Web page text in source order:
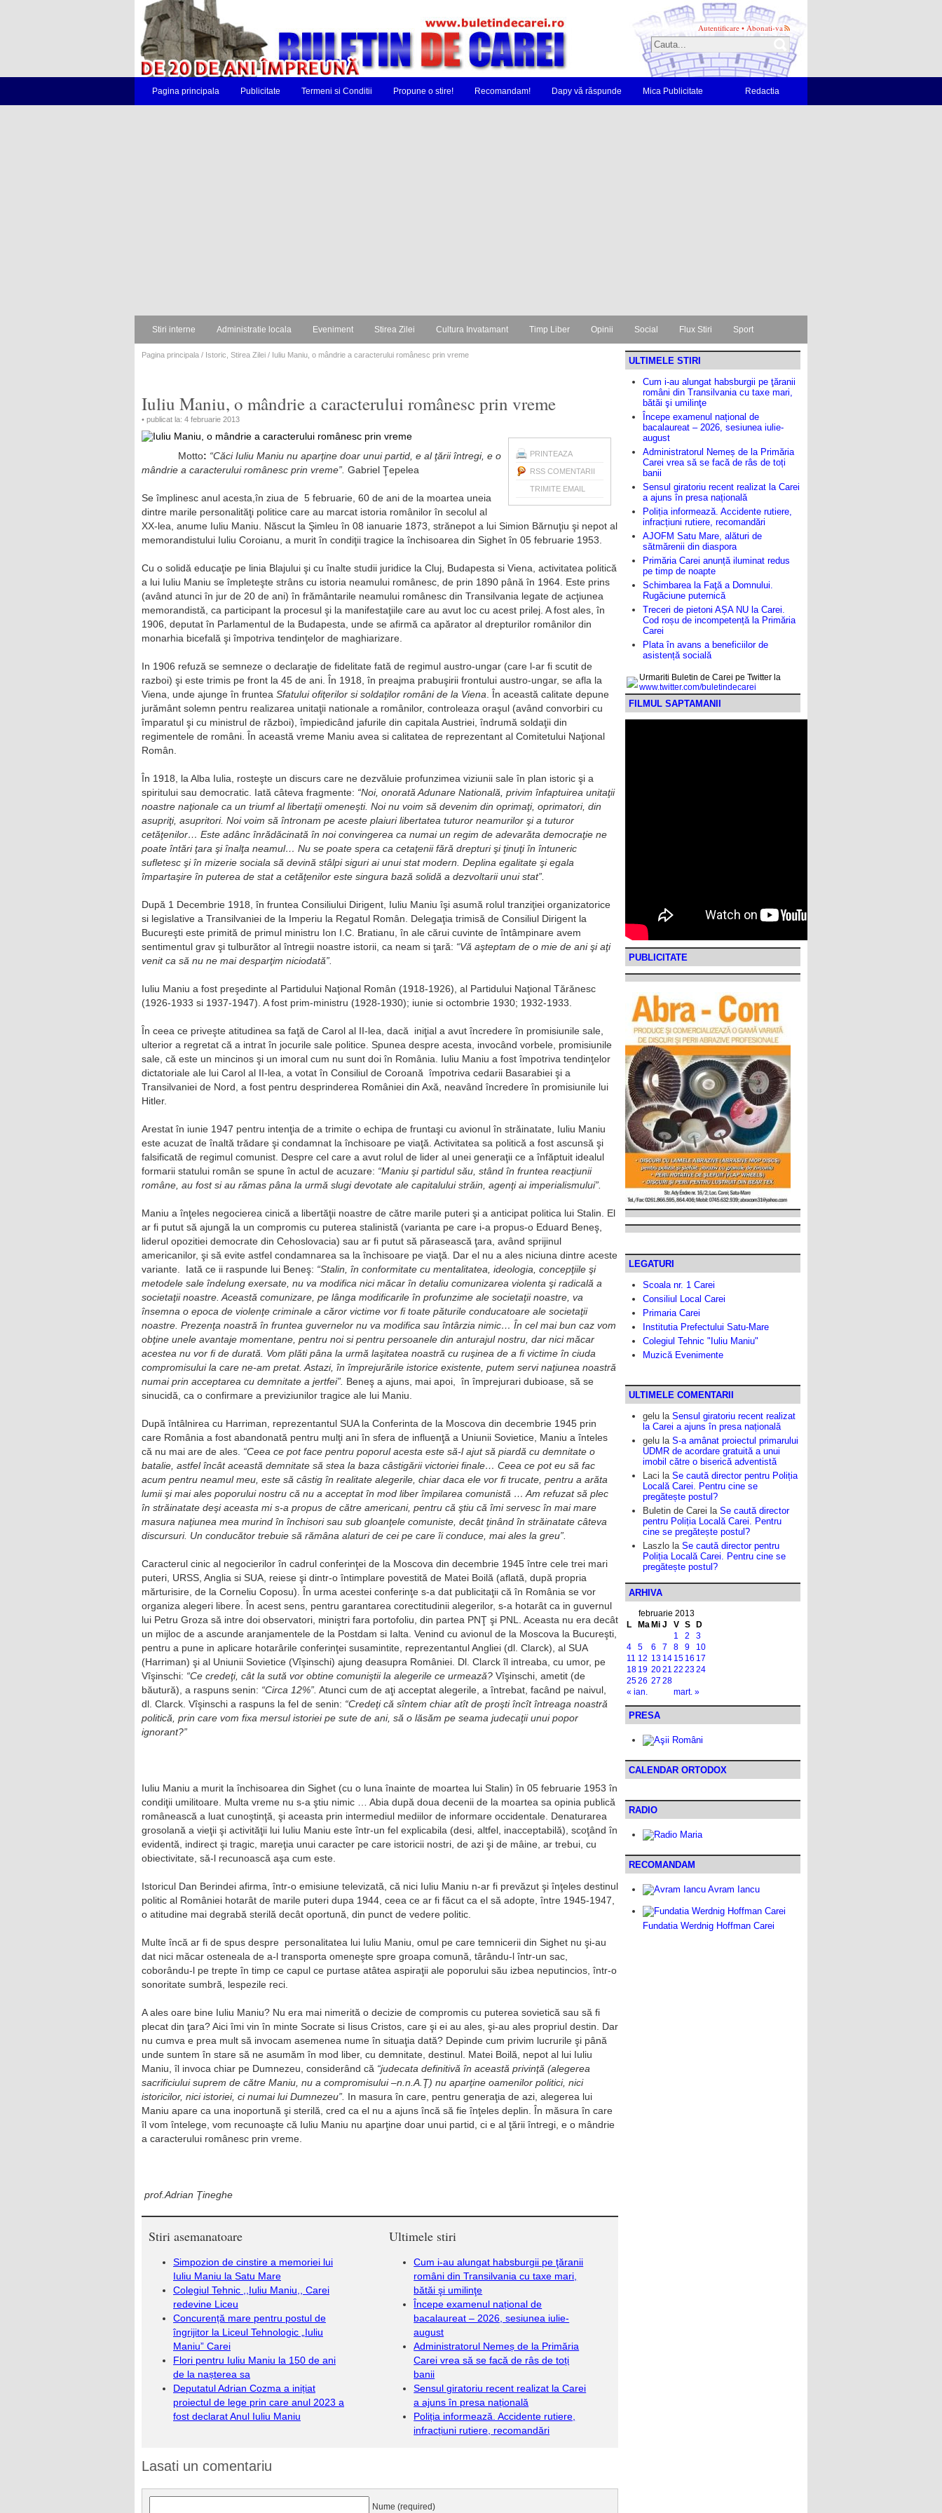
Autentificare • Abonati-va
Pagina principala Publicitate Termeni si Conditii Propune o stire! Recomandam! Dapy vă răspunde Mica Publicitate Redactia
Stiri interne Administratie locala Eveniment Stirea Zilei Cultura Invatamant Timp Liber Opinii Social Flux Stiri Sport
Pagina principala / Istoric Stirea Zilei / Iuliu Maniu, o mândrie a caracterului românesc prin vreme
Iuliu Maniu, o mândrie a caracterului românesc prin vreme
• publicat la: 4 februarie 2013
PRINTEAZA
RSS COMENTARII
TRIMITE EMAIL
Motto: “Căci Iuliu Maniu nu aparţine doar unui partid, e al ţării întregi, e o
mândrie a caracterului românesc prin vreme”. Gabriel Ţepelea
Se împlinesc anul acesta,în ziua de 5 februarie, 60 de ani de la moartea uneia
dintre marile personalităţi politice care au marcat istoria românilor în secolul al
XX-lea, anume Iuliu Maniu. Născut la Şimleu în 08 ianuarie 1873, strănepot a lui Simion Bărnuţiu şi nepot al
memorandistului Iuliu Coroianu, a murit în condiţii tragice la închisoarea din Sighet în 05 februarie 1953.
Cu o solidă educaţie pe linia Blajului şi cu înalte studii juridice la Cluj, Budapesta si Viena, activitatea politică
a lui Iuliu Maniu se împleteşte strâns cu istoria neamului românesc, de prin 1890 până în 1964. Este prins
(având atunci în jur de 20 de ani) în frământarile neamului românesc din Transilvania legate de acţiunea
memorandistă, ca participant la procesul şi la manifestaţiile care au avut loc cu acest prilej. A fost ales, în
1906, deputat în Parlamentul de la Budapesta, unde se afirmă ca apărator al drepturilor românilor din
monarhia bicefală şi împotriva tendinţelor de maghiarizare.
In 1906 refuză se semneze o declaraţie de fidelitate fată de regimul austro-ungar (care l-ar fi scutit de
razboi) şi este trimis pe front la 45 de ani. În 1918, în preajma prabuşirii frontului austro-ungar, se afla la
Viena, unde ajunge în fruntea Sfatului ofiţerilor si soldaţilor români de la Viena . În această calitate depune
jurământ solemn pentru realizarea unitaţii nationale a românilor, controleaza oraşul (având convorbiri cu
împaratul şi cu ministrul de război), împiedicând jafurile din capitala Austriei, îndrumă soldaţii din
regimentele de români. În această vreme Maniu avea si calitatea de reprezentant al Comitetului Naţional
Român.
În 1918, la Alba Iulia, rosteşte un discurs care ne dezvăluie profunzimea viziunii sale în plan istoric şi a
spiritului sau democratic. Iată câteva fragmente: “Noi, onorată Adunare Natională, privim înfaptuirea unitaţii
noastre naţionale ca un triumf al libertaţii omeneşti. Noi nu voim să devenim din oprimaţi, oprimatori, din
asupriţi, asupritori. Noi voim să întronam pe aceste plaiuri libertatea tuturor neamurilor şi a tuturor
cetăţenilor… Este adânc înrădăcinată în noi convingerea ca numai un regim de adevarăta democraţie ne
poate întări ţara şi înalţa neamul… Nu se poate spera ca cetaţenii fără drepturi şi ţinuţi în întuneric
sufletesc şi în mizerie sociala să devină stâlpi siguri ai unui stat modern. Deplina egalitate şi egala
împartaşire în puterea de stat a cetăţenilor este singura bază solidă a dezvoltarii unui stat”.
După 1 Decembrie 1918, în fruntea Consiliului Dirigent, Iuliu Maniu îşi asumă rolul tranziţiei organizatorice
si legislative a Transilvaniei de la Imperiu la Regatul Român. Delegaţia trimisă de Consiliul Dirigent la
Bucureşti este primită de primul ministru Ion I.C. Bratianu, în ale cărui cuvinte de întâmpinare avem
sentimentul grav şi tulburător al întregii noastre istorii, ca neam si ţară: “Vă aşteptam de o mie de ani şi aţi
venit ca să nu ne mai desparţim niciodată”.
Iuliu Maniu a fost preşedinte al Partidului Naţional Român (1918-1926), al Partidului Naţional Tărănesc
(1926-1933 si 1937-1947). A fost prim-ministru (1928-1930); iunie si octombrie 1930; 1932-1933.
În ceea ce priveşte atitudinea sa faţă de Carol al II-lea, dacă iniţial a avut încredere în promisiunile sale,
ulterior a regretat că a intrat în jocurile sale politice. Spunea despre acesta, invocând vorbele, promisiunile
sale, că este un mincinos şi un imoral cum nu sunt doi în România. Iuliu Maniu a fost împotriva tendinţelor
dictatoriale ale lui Carol al II-lea, a votat în Consiliul de Coroană împotriva cedarii Basarabiei şi a
Transilvaniei de Nord, a fost pentru desprinderea României din Axă, neavând încredere în promisiunile lui
Hitler.
Arestat în iunie 1947 pentru intenţia de a trimite o echipa de fruntaşi cu avionul în străinatate, Iuliu Maniu
este acuzat de înaltă trădare şi condamnat la închisoare pe viaţă. Activitatea sa politică a fost ascunsă şi
falsificată de regimul comunist. Despre cel care a avut rolul de lider al unei generaţii ce a înfăptuit idealul
formarii statului român se spune în actul de acuzare: “Maniu şi partidul său, stând în fruntea reacţiunii
române, au fost si au rămas pâna la urmă slugi devotate ale capitalului străin, agenţi ai imperialismului”.
Maniu a înţeles negocierea cinică a libertăţii noastre de către marile puteri şi a anticipat politica lui Stalin. El
ar fi putut să ajungă la un compromis cu puterea stalinistă (varianta pe care i-a propus-o Eduard Beneş,
liderul opozitiei democrate din Cehoslovacia) sau ar fi putut să părasească ţara, având sprijinul
americanilor, şi să evite astfel condamnarea sa la închisoare pe viaţă. Dar el nu a ales niciuna dintre aceste
variante. Iată ce ii raspunde lui Beneş: “Stalin, în conformitate cu mentalitatea, ideologia, concepţiile şi
metodele sale îndelung exersate, nu va modifica nici măcar în detaliu comunizarea violenta şi radicală a
societaţii noastre. Această comunizare, pe lânga modificarile în profunzime ale societaţii noastre, va
însemna o epoca de violenţe criminale a căror victime vor fi toate păturile conducatoare ale societaţii
noastre. Prezenţa noastră în fruntea guvernelor nu va modifica sau întârzia nimic… În cel mai bun caz vom
obţine unele avantaje momentane, pentru noi si pentru persoanele din anturajul nostru, dar nici măcar
acestea nu vor fi de durată. Vom plăti pâna la urmă laşitatea noastră cu ruşinea de a fi victime în ciuda
compromisului la care ne-am pretat. Astazi, în împrejurările istorice existente, putem servi naţiunea noastră
numai prin acceptarea cu demnitate a jertfei”. Beneş a ajuns, mai apoi, în împrejurari dubioase, să se
sinucidă, ca o confirmare a previziunilor tragice ale lui Maniu.
După întâlnirea cu Harriman, reprezentantul SUA la Conferinta de la Moscova din decembrie 1945 prin
care România a fost abandonată pentru mulţi ani în sfera de influenţă a Uniunii Sovietice, Maniu a înteles
că nu mai are de ales. “Ceea ce pot face pentru poporul acesta este să-l ajut să piardă cu demnitate o
batalie, astfel încât această demnitate să stea la baza câstigării victoriei finale… Ceea ce pot eu să fac
acum pentru neamul meu, este să câstig în realitate alegerile, chiar daca ele vor fi trucate, pentru a arăta
lumii şi mai ales poporului nostru că nu a acceptat în mod liber împilarea comunistă … Am refuzat să plec
în străinatate deşi aceasta mi s-a propus de către americani, pentru că ştiu că îmi servesc în mai mare
masura naţiunea mea murind în închisori sau sub gloanţele comuniste, decât ţinând în străinatate câteva
discursuri. Un conducător trebuie să rămâna alaturi de cei pe care îi conduce, mai ales la greu”.
Caracterul cinic al negocierilor în cadrul conferinţei de la Moscova din decembrie 1945 între cele trei mari
puteri, URSS, Anglia si SUA, reiese şi dintr-o întimplare povestită de Matei Boilă (aflată, după propria
mărturisire, de la Corneliu Coposu). În urma acestei conferinţe s-a dat publicitaţii că în România se vor
organiza alegeri libere. În acest sens, pentru garantarea corectitudinii alegerilor, s-a hotarât ca in guvernul
lui Petru Groza să intre doi observatori, miniştri fara portofoliu, din partea PNŢ şi PNL. Aceasta nu era decât
un mijloc de a ascunde aranjamentele de la Postdam si Ialta. Venind cu avionul de la Moscova la Bucureşti,
pentru a pune in aplicare hotarârile conferinţei susamintite, reprezentantul Angliei (dl. Clarck), al SUA
(Harriman) şi al Uniunii Sovietice (Vîşinschi) ajung deasupra României. Dl. Clarck îl intreaba, cu umor, pe
Vîşinschi: “Ce credeţi, cât la sută vor obtine comuniştii la alegerile ce urmează? Vîşinschi, ametit (de
băutură), a raspuns senin: “Circa 12%”. Atunci cum de aţi acceptat alegerile, a întrebat, facând pe naivul,
dl. Clarck. Vîşinschi a raspuns la fel de senin: “Credeţi că sîntem chiar atît de proşti încît întreaga noastră
politică, prin care vom fixa mersul istoriei pe sute de ani, să o lăsăm pe seama judecaţii unui popor
ignorant?”
Iuliu Maniu a murit la închisoarea din Sighet (cu o luna înainte de moartea lui Stalin) în 05 februarie 1953 în
condiţii umilitoare. Multa vreme nu s-a ştiu nimic … Abia după doua decenii de la moartea sa opinia publică
românească a luat cunoştinţă, şi aceasta prin intermediul mediilor de informare occidentale. Denaturarea
grosolană a vieţii şi activităţii lui Iuliu Maniu este într-un fel explicabila (desi, altfel, inacceptabilă), scoţând în
evidentă, indirect şi tragic, mareţia unui caracter pe care istoricii nostri, de azi şi de mâine, ar trebui, cu
obiectivitate, să-l recunoască aşa cum este.
Istoricul Dan Berindei afirma, într-o emisiune televizată, că nici Iuliu Maniu n-ar fi prevăzut şi înţeles destinul
politic al României hotarât de marile puteri dupa 1944, ceea ce ar fi făcut ca el să adopte, între 1945-1947,
o atitudine mai degrabă sterilă decât oportună, din punct de vedere politic.
Multe încă ar fi de spus despre personalitatea lui Iuliu Maniu, omul pe care temnicerii din Sighet nu şi-au
dat nici măcar osteneala de a-l transporta omeneşte spre groapa comună, târându-l într-un sac,
coborându-l pe trepte în timp ce capul ce purtase atâtea aspiraţii ale poporului său izbea neputincios, într-o
sonoritate sumbră, lespezile reci.
A ales oare bine Iuliu Maniu? Nu era mai nimerită o decizie de compromis cu puterea sovietică sau să fi
plecat din ţara? Aici îmi vin în minte Socrate si Iisus Cristos, care şi ei au ales, şi-au ales propriul destin. Dar
nu cumva e prea mult să invocam asemenea nume în situaţia dată? Depinde cum privim lucrurile şi până
unde suntem în stare să ne asumăm în mod liber, cu demnitate, destinul. Matei Boilă, nepot al lui Iuliu
Maniu, îl invoca chiar pe Dumnezeu, considerând că “judecata definitivă în această privinţă (alegerea
sacrificiului suprem de către Maniu, nu a compromisului –n.n.A.Ţ) nu aparţine oamenilor politici, nici
istoricilor, nici istoriei, ci numai lui Dumnezeu”. In masura în care, pentru generaţia de azi, alegerea lui
Maniu apare ca una inoportună şi sterilă, cred ca el nu a ajuns încă să fie înţeles deplin. În măsura în care
îl vom întelege, vom recunoaşte că Iuliu Maniu nu aparţine doar unui partid, ci e al ţării întregi, e o mândrie
a caracterului românesc prin vreme.
prof.Adrian Ţineghe
Stiri asemanatoare
Simpozion de cinstire a memoriei lui
Iuliu Maniu la Satu Mare
Colegiul Tehnic ,,Iuliu Maniu,, Carei
redevine Liceu
Concurență mare pentru postul de
îngrijitor la Liceul Tehnologic „Iuliu
Maniu” Carei
Flori pentru Iuliu Maniu la 150 de ani
de la nașterea sa
Deputatul Adrian Cozma a inițiat
proiectul de lege prin care anul 2023 a
fost declarat Anul Iuliu Maniu
Ultimele stiri
Cum i-au alungat habsburgii pe ţăranii
români din Transilvania cu taxe mari,
bătăi şi umilinţe
Începe examenul național de
bacalaureat – 2026, sesiunea iulie-
august
Administratorul Nemeș de la Primăria
Carei vrea să se facă de râs de toți
banii
Sensul giratoriu recent realizat la Carei
a ajuns în presa națională
Poliția informează. Accidente rutiere,
infracțiuni rutiere, recomandări
Lasati un comentariu
Nume (required)
ULTIMELE STIRI
Cum i-au alungat habsburgii pe ţăranii
români din Transilvania cu taxe mari,
bătăi şi umilinţe
Începe examenul național de
bacalaureat – 2026, sesiunea iulie-
august
Administratorul Nemeș de la Primăria
Carei vrea să se facă de râs de toți
banii
Sensul giratoriu recent realizat la Carei
a ajuns în presa națională
Poliția informează. Accidente rutiere,
infracțiuni rutiere, recomandări
AJOFM Satu Mare, alături de
sătmărenii din diaspora
Primăria Carei anunță iluminat redus
pe timp de noapte
Schimbarea la Faţă a Domnului.
Rugăciune puternică
Treceri de pietoni AȘA NU la Carei.
Cod roșu de incompetență la Primăria
Carei
Plata în avans a beneficiilor de
asistență socială
Urmariti Buletin de Carei pe Twitter la
www.twitter.com/buletindecarei
FILMUL SAPTAMANII
PUBLICITATE
LEGATURI
Scoala nr. 1 Carei
Consiliul Local Carei
Primaria Carei
Institutia Prefectului Satu-Mare
Colegiul Tehnic "Iuliu Maniu"
Muzică Evenimente
ULTIMELE COMENTARII
gelu la Sensul giratoriu recent realizat
la Carei a ajuns în presa națională
gelu la S-a amânat proiectul primarului
UDMR de acordare gratuită a unui
imobil către o biserică adventistă
Laci la Se caută director pentru Poliția
Locală Carei. Pentru cine se
pregătește postul?
Buletin de Carei la Se caută director
pentru Poliția Locală Carei. Pentru
cine se pregătește postul?
Laszlo la Se caută director pentru
Poliția Locală Carei. Pentru cine se
pregătește postul?
ARHIVA
februarie 2013
L
Ma Mi J V S D
« ian. mart. »
1 2
3
4
5 6 7 8 9
10
11 12 13 14 15 16 17
18 19 2021 22 2324
2526 27 28
PRESA
CALENDAR ORTODOX
RADIO
RECOMANDAM
Avram Iancu
Fundatia Werdnig Hoffman Carei